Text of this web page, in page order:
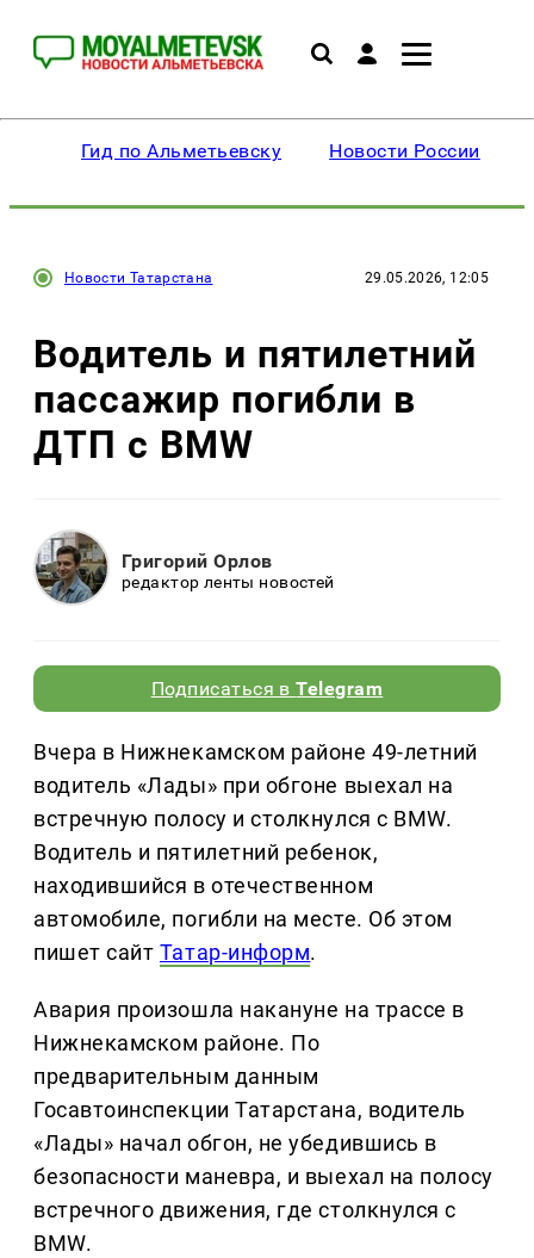
Гид по Альметьевску Новости России
Новости Татарстана 29.05.2026, 12:05
Водитель и пятилетний
пассажир погибли в
ДТП с BMW
Григорий Орлов
редактор ленты новостей
Подписаться вTelegram
Вчера в Нижнекамском районе 49-летний
водитель «Лады» при обгоне выехал на
встречную полосу и столкнулся с BMW.
Водитель и пятилетний ребенок,
находившийся в отечественном
автомобиле, погибли на месте. Об этом
пишет сайт Татар-информ.
Авария произошла накануне на трассе в
Нижнекамском районе. По
предварительным данным
Госавтоинспекции Татарстана, водитель
«Лады» начал обгон, не убедившись в
безопасности маневра, и выехал на полосу
встречного движения, где столкнулся с
BMW.